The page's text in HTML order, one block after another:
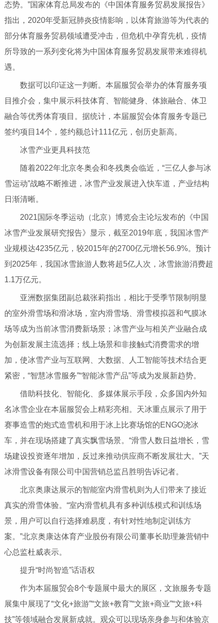
态势。”国家体育总局发布的《中国体育服务贸易发展报告》
指出，2020年受新冠肺炎疫情影响，以体育旅游等为代表的
部分体育服务贸易领域遭受冲击，但危机中孕育先机，疫情
所导致的一系列变化将为中国体育服务贸易发展带来难得机
遇。
数据可以印证这一判断。本届服贸会举办的体育服务项
目推介会，集中展示科技体育、智能健身、体旅融合、体卫
融合等优秀体育项目。据统计，本届服贸会体育服务专题已
签约项目14个，签约额总计111亿元，创历史新高。
冰雪产业更具科技范
随着2022年北京冬奥会和冬残奥会临近，“三亿人参与冰
雪运动”战略不断推进，冰雪产业发展进入快车道，产业结构
日渐清晰。
2021国际冬季运动（北京）博览会主论坛发布的《中国
冰雪产业发展研究报告》显示，截至2019年底，我国冰雪产
业规模达4235亿元，较2015年的2700亿元增长56.9%。预计
到2025年，我国冰雪旅游人数将超5亿人次，冰雪旅游消费超
1.1万亿元。
亚洲数据集团副总裁张莉指出，相比于受季节限制明显
的室外滑雪场和滑冰场，室内滑雪场、滑雪模拟器和气膜冰
场等成为当前冰雪消费新场景；冰雪产业与相关产业融合成
为创新发展主流选择；线上场景和非接触式消费需求的增
加，使冰雪产业与互联网、大数据、人工智能等技术结合更
紧密，“智慧冰雪服务”“智能冰雪产品”等成为发展新趋势。
借助科技化、智能化、多媒体展示手段，众多国内外知
名冰雪企业在本届服贸会上精彩亮相。天冰重点展示了用于
赛事造雪的炮式造雪机和用于冰上比赛场馆的ENGO浇冰
车，并在现场搭建了真实飘雪场景。“滑雪人数日益增长，雪
场建设投资逐年增加，反过来推动供应商不断发展壮大。”天
冰滑雪设备有限公司中国营销总监吕胜明告诉记者。
北京奥康达展示的智能室内滑雪机则为人们带来了接近
真实的滑雪体验。“室内滑雪机具有多种训练模式和训练场
景，用户可以自行选择难易度，有针对性地制定训练方
案。”北京奥康达体育产业股份有限公司董事长助理兼营销中
心总监杜威表示。
提升“时尚智造”话语权
作为本届服贸会8个专题展中最大的展区，文旅服务专题
展集中展现了“文化+旅游”“文旅+教育”“文旅+商业”“文旅+科
技”等领域融合发展新成就。观众可以现场亲身参与和体验京